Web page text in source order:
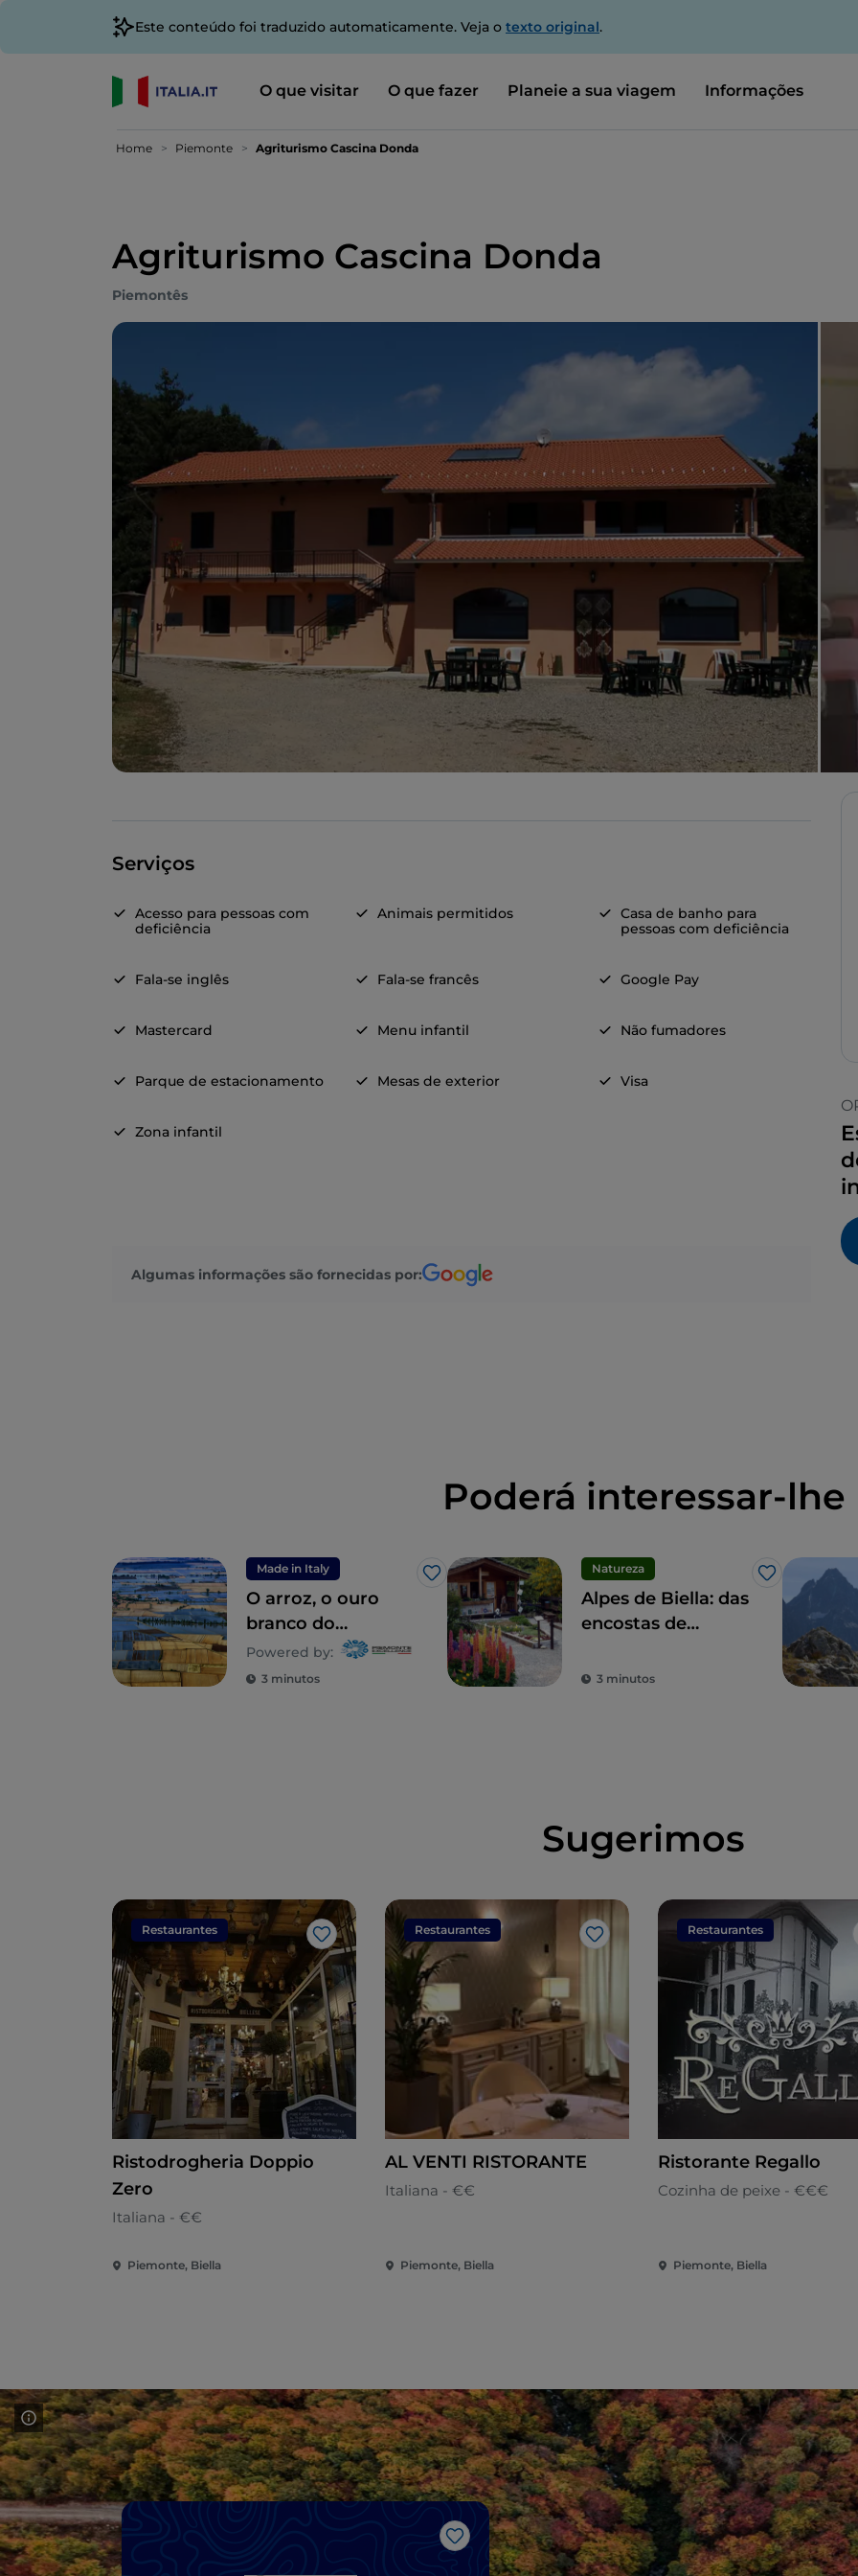
Este conteúdo foi traduzido automaticamente. Veja o texto original.
O que visitar O que fazer Planeie a sua viagem Informações
Home Piemonte Agriturismo Cascina Donda
Agriturismo Cascina Donda
Piemontês
Serviços
Acesso para pessoas com
deficiência
Animais permitidos
Casa de banho para
pessoas com deficiência
Fala-se inglês Fala-se francês Google Pay
Mastercard Menu infantil Não fumadores
Parque de estacionamento Mesas de exterior Visa
Zona infantil
Algumas informações são fornecidas por:
Poderá interessar-lhe
Made in Italy
Gosto
O arroz, o ouro
branco do
Piemonte
Powered by:
3 minutos
Natureza
Gosto
Alpes de Biella: das
encostas de
Monte Sacro de
3 minutos
Sugerimos
Restaurantes
Gosto
Ristodrogheria Doppio
Zero
Italiana - €€
Piemonte, Biella
Restaurantes
Gosto
AL VENTI RISTORANTE
Italiana - €€
Piemonte, Biella
Restaurantes
Ristorante Regallo
Cozinha de peixe - €€€
Piemonte, Biella
Gosto